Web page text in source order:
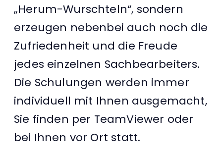
„Herum-Wurschteln“, sondern
erzeugen nebenbei auch noch die
Zufriedenheit und die Freude
jedes einzelnen Sachbearbeiters.
Die Schulungen werden immer
individuell mit Ihnen ausgemacht,
Sie finden per TeamViewer oder
bei Ihnen vor Ort statt.